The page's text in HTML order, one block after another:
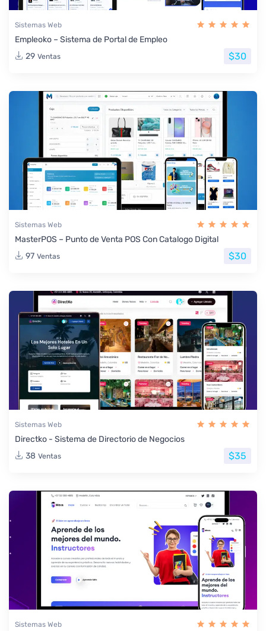
Sistemas Web
Empleoko – Sistema de Portal de Empleo
29 Ventas $30
Sistemas Web
MasterPOS – Punto de Venta POS Con Catalogo Digital
97 Ventas $30
Sistemas Web
Directko - Sistema de Directorio de Negocios
38 Ventas $35
Sistemas Web